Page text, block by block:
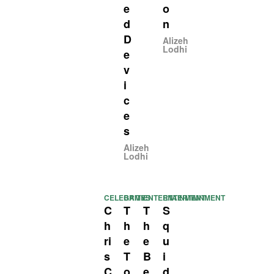
e
d
D
e
v
i
c
e
s
Alizeh
Lodhi
o
n
Alizeh
Lodhi
CELEBRITY
C
h
ri
s
GAMES
T
h
e
T
ENTERTAINMENT
T
h
e
B
ENTERTAINMENT
S
q
u
i